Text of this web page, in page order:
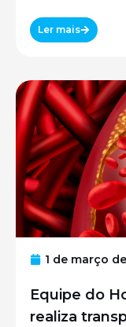
Ler mais
1 de março
Equipe do
realiza